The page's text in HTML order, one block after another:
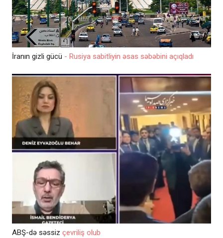
İranın gizli gücü - Rusiya sabitliyin əsas səbəbini açıqladı
ABŞ-də səssiz çevriliş olub